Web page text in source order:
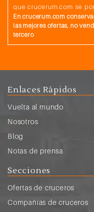
que crucerum.com se
En crucerum.com
las mejores ofertas, no
tercero
Enlaces Rápidos
Vuelta al mundo
Nosotros
Blog
Notas de prensa
Secciones
Ofertas de cruceros
Compañias de cruceros